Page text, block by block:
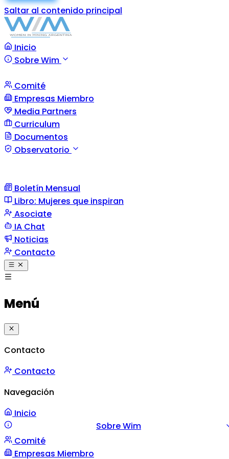
Saltar al contenido principal
Inicio
Sobre Wim
Comité
Empresas Miembro
Media Partners
Curriculum
Documentos
Observatorio
Boletín Mensual
Libro: Mujeres que inspiran
Asociate
IA Chat
Noticias
Contacto
Menú
Contacto
Contacto
Navegación
Inicio
Sobre Wim
Misión y Valores
Comité
Empresas Miembro